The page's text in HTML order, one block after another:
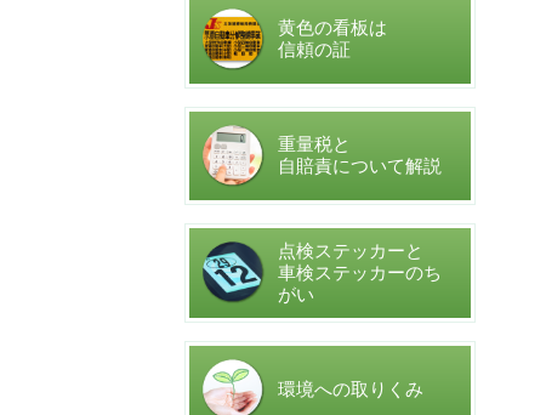
黄色の看板は
信頼の証
重量税と
自賠責について解説
点検ステッカーと
車検ステッカーのち
がい
環境への取りくみ